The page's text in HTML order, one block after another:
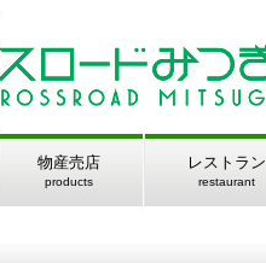
物産売店
products
レストラン
restaurant